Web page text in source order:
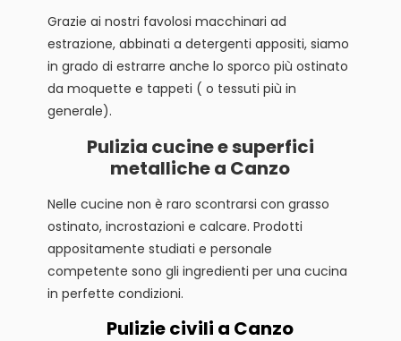
Grazie ai nostri favolosi macchinari ad
estrazione, abbinati a detergenti appositi, siamo
in grado di estrarre anche lo sporco più ostinato
da moquette e tappeti ( o tessuti più in
generale).
Pulizia cucine e superfici
metalliche a Canzo
Nelle cucine non è raro scontrarsi con grasso
ostinato, incrostazioni e calcare. Prodotti
appositamente studiati e personale
competente sono gli ingredienti per una cucina
in perfette condizioni.
Pulizie civili a Canzo